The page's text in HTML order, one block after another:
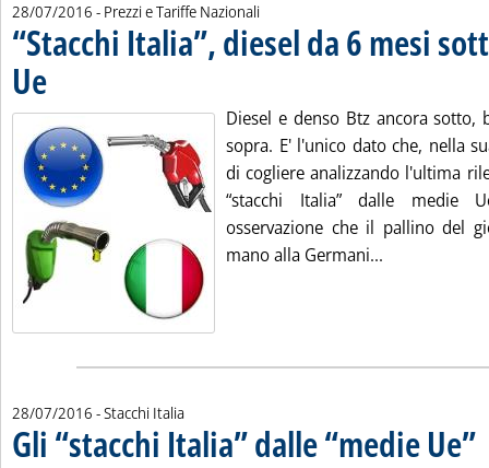
28/07/2016 - Prezzi e Tariffe Nazionali
“Stacchi Italia”, diesel da 6 mesi
Ue
Diesel e denso Btz ancora sotto,
sopra. E' l'unico dato che, nella
di cogliere analizzando l'ultima
“stacchi Italia” dalle medie
osservazione che il pallino del
mano alla Germani...
28/07/2016 - Stacchi Italia
Gli “stacchi Italia” dalle “medie Ue”..